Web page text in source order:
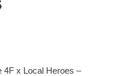
4F x Local Heroes –